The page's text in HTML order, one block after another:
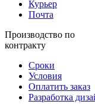
Курьер
Почта
Производство по
контракту
Сроки
Условия
Оплатить заказ
Разработка